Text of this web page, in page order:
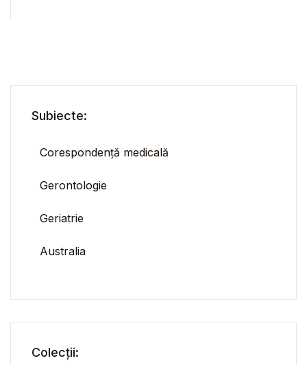
Subiecte:
Corespondență medicală
Gerontologie
Geriatrie
Australia
Colecții: